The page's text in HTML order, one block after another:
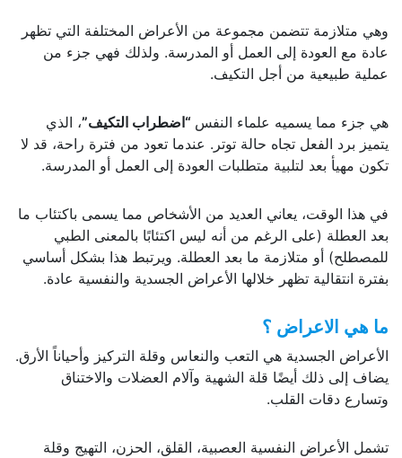
وهي متلازمة تتضمن مجموعة من الأعراض المختلفة التي تظهر
عادة مع العودة إلى العمل أو المدرسة. ولذلك فهي جزء من
عملية طبيعية من أجل التكيف.
هي جزء مما يسميه علماء النفس “اضطراب التكيف”، الذي
يتميز برد الفعل تجاه حالة توتر. عندما تعود من فترة راحة، قد لا
تكون مهيأ بعد لتلبية متطلبات العودة إلى العمل أو المدرسة.
في هذا الوقت، يعاني العديد من الأشخاص مما يسمى باكتئاب ما
بعد العطلة (على الرغم من أنه ليس اكتئابًا بالمعنى الطبي
للمصطلح) أو متلازمة ما بعد العطلة. ويرتبط هذا بشكل أساسي
بفترة انتقالية تظهر خلالها الأعراض الجسدية والنفسية عادة.
ما هي الاعراض ؟
الأعراض الجسدية هي التعب والنعاس وقلة التركيز وأحياناً الأرق.
يضاف إلى ذلك أيضًا قلة الشهية وآلام العضلات والاختناق
وتسارع دقات القلب.
تشمل الأعراض النفسية العصبية، القلق، الحزن، التهيج وقلة